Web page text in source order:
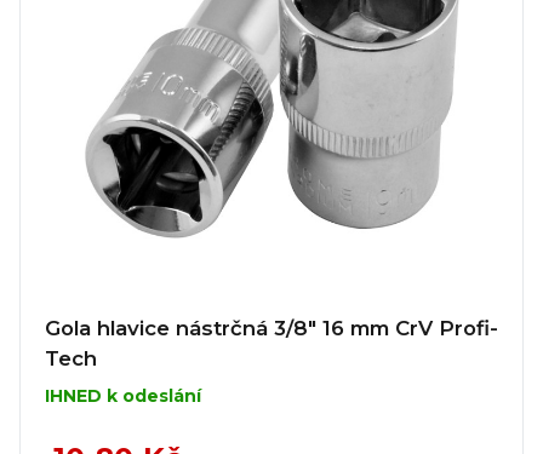
Gola hlavice nástrčná 3/8" 16 mm CrV Profi-
Tech
IHNED k odeslání